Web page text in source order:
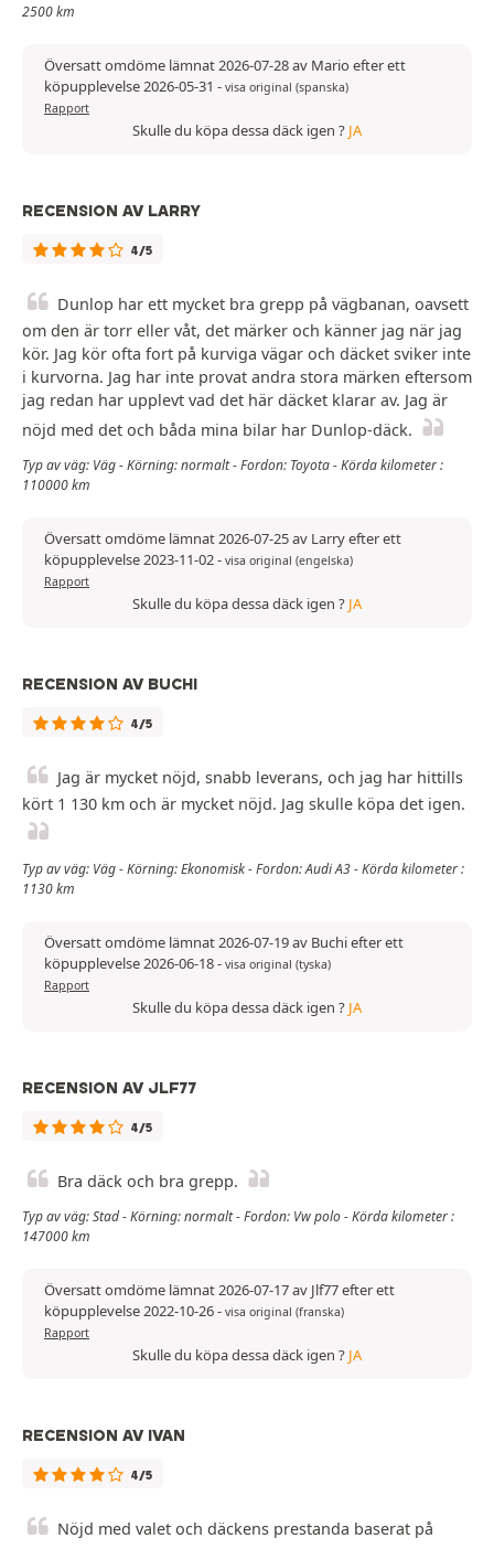
2500 km
Översatt omdöme lämnat 2026-07-28 av Mario efter ett
köpupplevelse 2026-05-31 - visa original (spanska)
Rapport
Skulle du köpa dessa däck igen ? JA
RECENSION AV LARRY
4/5
Dunlop har ett mycket bra grepp på vägbanan, oavsett
om den är torr eller våt, det märker och känner jag när jag
kör. Jag kör ofta fort på kurviga vägar och däcket sviker inte
i kurvorna. Jag har inte provat andra stora märken eftersom
jag redan har upplevt vad det här däcket klarar av. Jag är
nöjd med det och båda mina bilar har Dunlop-däck.
Typ av väg: Väg - Körning: normalt - Fordon: Toyota - Körda kilometer :
110000 km
Översatt omdöme lämnat 2026-07-25 av Larry efter ett
köpupplevelse 2023-11-02- visa original (engelska)
Rapport
Skulle du köpa dessa däck igen ? JA
RECENSION AV BUCHI
4/5
Jag är mycket nöjd, snabb leverans, och jag har hittills
kört 1 130 km och är mycket nöjd. Jag skulle köpa det igen.
Typ av väg: Väg - Körning: Ekonomisk - Fordon: Audi A3 - Körda kilometer :
1130 km
Översatt omdöme lämnat 2026-07-19 av Buchi efter ett
köpupplevelse 2026-06-18- visa original (tyska)
Rapport
Skulle du köpa dessa däck igen ? JA
RECENSION AV JLF77
4/5
Bra däck och bra grepp.
Typ av väg: Stad - Körning: normalt - Fordon: Vw polo - Körda kilometer :
147000 km
Översatt omdöme lämnat 2026-07-17 av Jlf77 efter ett
köpupplevelse 2022-10-26- visa original (franska)
Rapport
Skulle du köpa dessa däck igen ? JA
RECENSION AV IVAN
4/5
Nöjd med valet och däckens prestanda baserat på